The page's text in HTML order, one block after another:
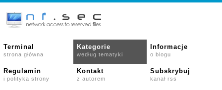
Terminal
strona główna
Kategorie
według tematyki
Informacje
o blogu
Regulamin
i polityka strony
Kontakt
z autorem
Subskrybuj
kanał rss